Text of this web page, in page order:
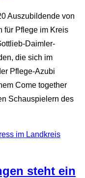
Auszubildende von
für Pflege im Kreis
Daimler-
die sich im
Pflege-Azubi
Come together
Schauspielern des
im Landkreis
steht ein